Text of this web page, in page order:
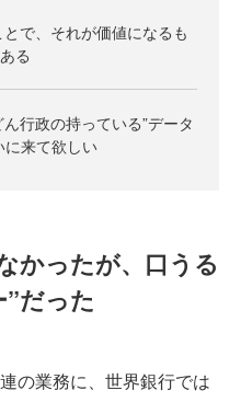
で、それが価値になるも
る
行政の持っている”データ
に来て欲しい
かったが、口うる
だった
の業務に、世界銀行では